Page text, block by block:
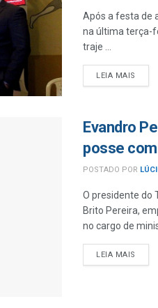
Após a festa de
na última terça-
traje ...
LEIA MAIS
Evandro
posse
POSTADO POR
O presidente do
Brito Pereira,
no cargo de
LEIA MAIS